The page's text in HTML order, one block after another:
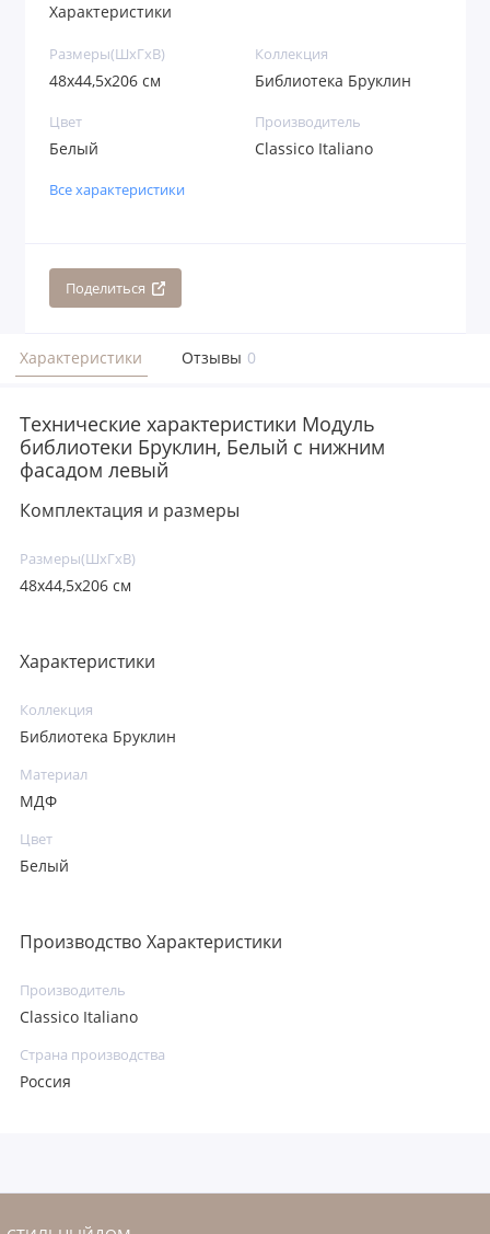
Характеристики
Размеры(ШxГxВ)
48х44,5х206 см
Коллекция
Библиотека Бруклин
Цвет
Белый
Производитель
Classico Italiano
Все характеристики
Поделиться
Характеристики Отзывы 0
Технические характеристики Модуль
библиотеки Бруклин, Белый с нижним
фасадом левый
Комплектация и размеры
Размеры(ШxГxВ)
48х44,5х206 см
Характеристики
Коллекция
Библиотека Бруклин
Материал
МДФ
Цвет
Белый
Производство Характеристики
Производитель
Classico Italiano
Страна производства
Россия